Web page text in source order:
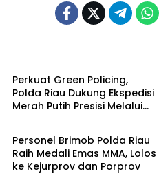
Perkuat Green Policing,
Polda Riau Dukung Ekspedisi
Merah Putih Presisi Melalui
Berita
Personel Brimob Polda Riau
Raih Medali Emas MMA, Lolos
ke Kejurprov dan Porprov